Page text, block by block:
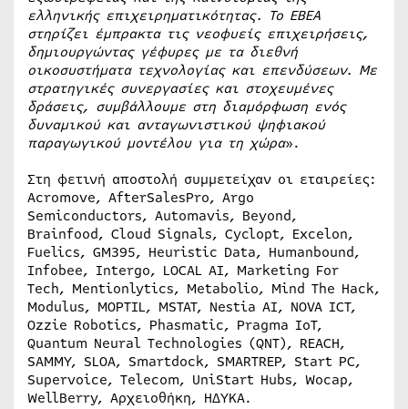
ελληνικής επιχειρηματικότητας. Το ΕΒΕΑ
στηρίζει έμπρακτα τις νεοφυείς επιχειρήσεις,
δημιουργώντας γέφυρες με τα διεθνή
οικοσυστήματα τεχνολογίας και επενδύσεων. Με
στρατηγικές συνεργασίες και στοχευμένες
δράσεις, συμβάλλουμε στη διαμόρφωση ενός
δυναμικού και ανταγωνιστικού ψηφιακού
παραγωγικού μοντέλου για τη χώρα».
Στη φετινή αποστολή συμμετείχαν οι εταιρείες:
Acromove, AfterSalesPro, Argo
Semiconductors, Automavis, Beyond,
Brainfood, Cloud Signals, Cyclopt, Excelon,
Fuelics, GM395, Heuristic Data, Humanbound,
Infobee, Intergo, LOCAL AI, Marketing For
Tech, Mentionlytics, Metabolio, Mind The Hack,
Modulus, MOPTIL, MSTAT, Nestia AI, NOVA ICT,
Ozzie Robotics, Phasmatic, Pragma IoT,
Quantum Neural Technologies (QNT), REACH,
SAMMY, SLOA, Smartdock, SMARTREP, Start PC,
Supervoice, Telecom, UniStart Hubs, Wocap,
WellBerry, Αρχειοθήκη, ΗΔΥΚΑ.